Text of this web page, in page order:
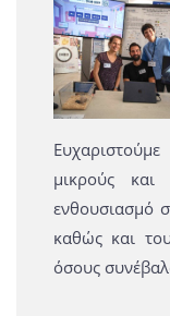
μικρούς και
ενθουσιασμό
καθώς και
όσους